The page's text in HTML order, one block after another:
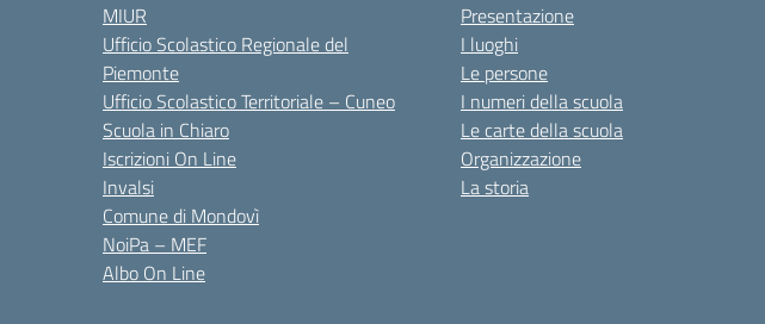
MIUR
Ufficio Scolastico Regionale del
Piemonte
Ufficio Scolastico Territoriale – Cuneo
Scuola in Chiaro
Iscrizioni On Line
Invalsi
Comune di Mondovì
NoiPa – MEF
Albo On Line
Presentazione
I luoghi
Le persone
I numeri della scuola
Le carte della scuola
Organizzazione
La storia